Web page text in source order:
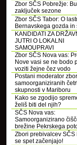
Zbor SČS Pobrežje:
zaključek sezone
Zbor SČS Tabor: O
Bernavskega gozda in
KANDIDATI ZA
JUTRI O LOKALNI
SAMOUPRAVI
Zbor SČS Nova vas:
Nove vasi se ne bodo
voziti žejne čez vodo
Postani moderator
samoorganiziranih
skupnosti v Mariboru
Kako se zgodijo
želiš biti del njih?
SČS Nova vas:
Samoorganizirano
brežine Pekrskega
Zbori prebivalcev SČS
se spet začenjajo!